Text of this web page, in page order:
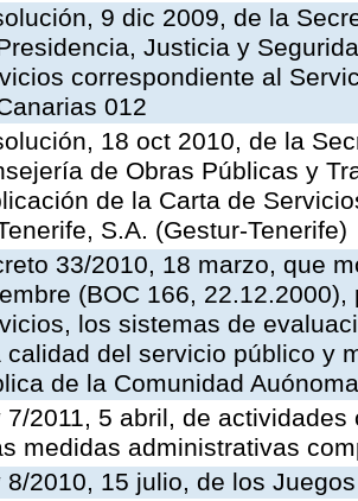
9 dic 2009, de la
Justicia y
correspondiente al
012
18 oct 2010, de la
de Obras Públicas y
de la Carta de
S.A. (Gestur-Tenerife)
33/2010, 18 marzo, que
(BOC 166,
los sistemas de
calidad del servicio público y
de la Comunidad
7/2011, 5 abril, de
medidas administrativas
8/2010, 15 julio, de los